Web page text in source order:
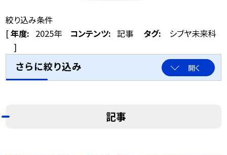
絞り込み条件
[年度: 2025年 コンテンツ: 記事 タグ:
シブヤ未来科
]
さらに絞り込み 開く
記事